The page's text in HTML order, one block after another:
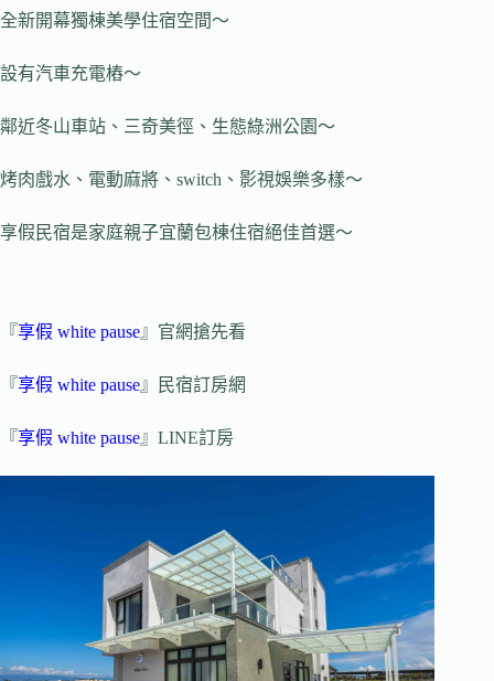
全新開幕獨棟美學住宿空間～
設有汽車充電樁～
鄰近冬山車站、三奇美徑、生態綠洲公園～
烤肉戲水、電動麻將、switch、影視娛樂多樣～
享假民宿是家庭親子宜蘭包棟住宿絕佳首選～
『享假 white pause』官網搶先看
『享假 white pause』民宿訂房網
『享假 white pause』LINE訂房